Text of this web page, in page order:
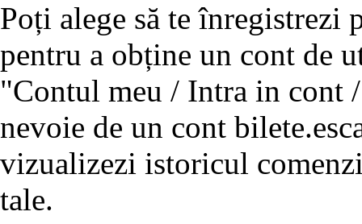
Poți alege să te înregistrezi
pentru a obține un cont de
"Contul meu / Intra in cont
nevoie de un cont
vizualizezi istoricul
tale.